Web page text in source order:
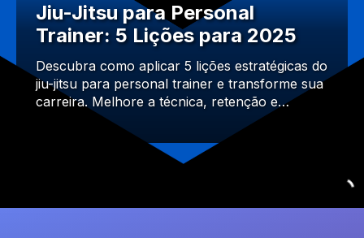
Jiu-Jitsu para Personal
Trainer: 5 Lições para 2025
Descubra como aplicar 5 lições estratégicas do
jiu-jitsu para personal trainer e transforme sua
carreira. Melhore a técnica, retenção e…